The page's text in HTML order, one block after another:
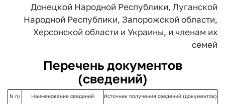
Донецкой Народной Республики, Луганской
Народной Республики, Запорожской области,
Херсонской области и Украины, и членам их
семей
Перечень документов
(сведений)
N п/ Наименование сведений Источник получения сведений (документов)